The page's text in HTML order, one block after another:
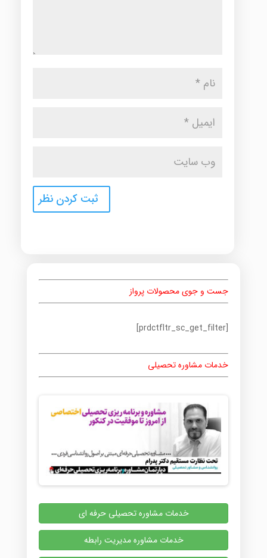
جست و جوی محصولات پرواز
[prdctfltr_sc_get_filter]
خدمات مشاوره تحصیلی
خدمات مشاوره تحصیلی حرفه ای
خدمات مشاوره مدیریت رابطه